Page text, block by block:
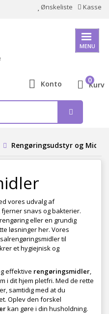
Ønskeliste Kasse
MENU
Konto Kurv
0
Rengøringsudstyr og Midler
vores udvalg af
snavs og bakterier.
eller en grundig
løsninger her. Vores
til
et hygiejnisk og
effektive rengøringsmidler,
i dit hjem pletfri. Med de rette
samtidig med at du
Oplev den forskel
kan gøre i din husholdning.